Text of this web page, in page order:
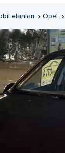
elanları  Opel 